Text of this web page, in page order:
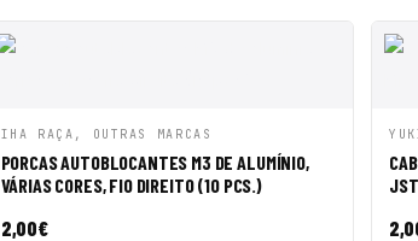
VISTA RÁPIDA AÑADIR A CESTA
IHA RAÇA, OUTRAS MARCAS
PORCAS AUTOBLOCANTES M3 DE ALUMÍNIO,
VÁRIAS CORES, FIO DIREITO (10 PCS.)
2,00€